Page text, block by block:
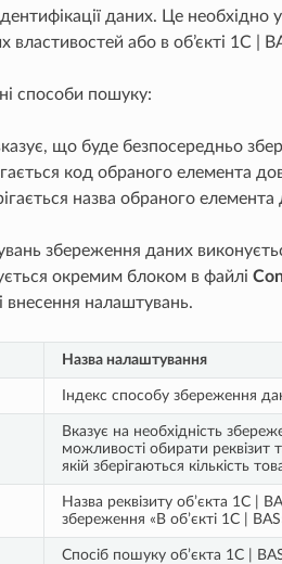
даних. Це
властивостей або в об’єкті 1С |
способи пошуку:
що буде безпосередньо
код обраного елемента
назва обраного елемента
збереження даних
окремим блоком в файлі
внесення налаштувань.
Назва налаштування
Індекс способу збереження
Вказує на необхідність
можливості обирати реквізит
якій зберігаються кількість
Назва реквізиту об’єкта 1С |
збереження «В об’єкті 1С |
Спосіб пошуку об’єкта 1С |